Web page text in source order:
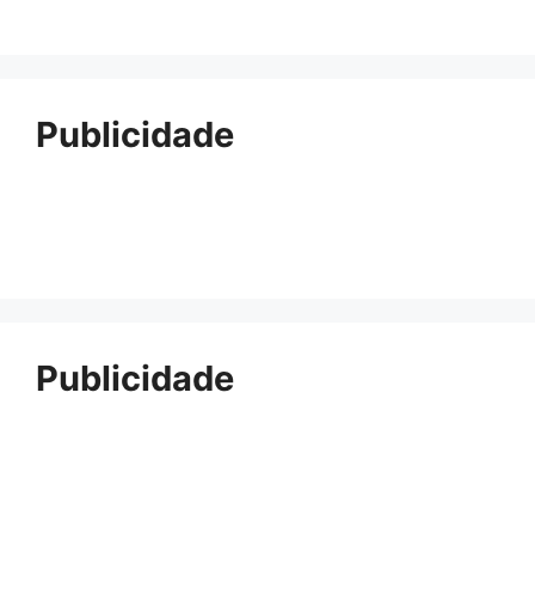
Publicidade
Publicidade